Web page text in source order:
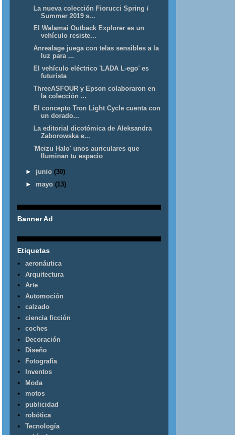
La nueva colección Fiorucci Spring /
Summer 2019 s...
El Walamai Outback Explorer es un
vehículo resiste...
Anrealage juega con telas sensibles a la
luz para ...
El vehículo eléctrico 'LADA L-ego' es
futurista
ThreeASFOUR y Epson colaboraron en
la colección ...
El concepto Tron Light Cycle cuenta con
un dorado...
La editorial dicotómica de Aleksandra
Zaborowska e...
'Meizu Halo' unos auriculares que
Iluminan tu espacio
► junio (30)
► mayo (13)
Banner Ad
Etiquetas
aeronáutica
Arquitectura
Arte
Automoción
calzado
ciencia ficción
coches
Decoración
Diseño
Fotografía
Inventos
Moda
motos
publicidad
robótica
Tecnología